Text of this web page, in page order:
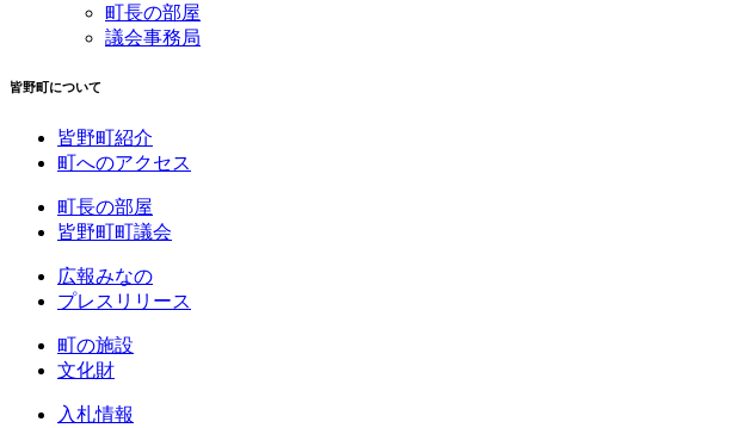
町長の部屋
議会事務局
皆野町について
皆野町紹介
町へのアクセス
町長の部屋
皆野町町議会
広報みなの
プレスリリース
町の施設
文化財
入札情報